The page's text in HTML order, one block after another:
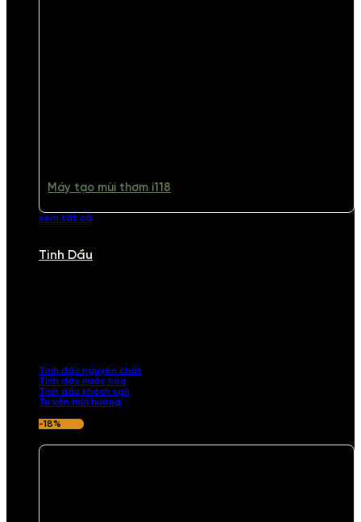
Máy tạo mùi thơm i118
xem tất cả
Tinh Dầu
Tinh dầu nguyên chất
Tinh dầu nước hoa
Tinh dầu khách sạn
Tư vấn mùi hương
-18%